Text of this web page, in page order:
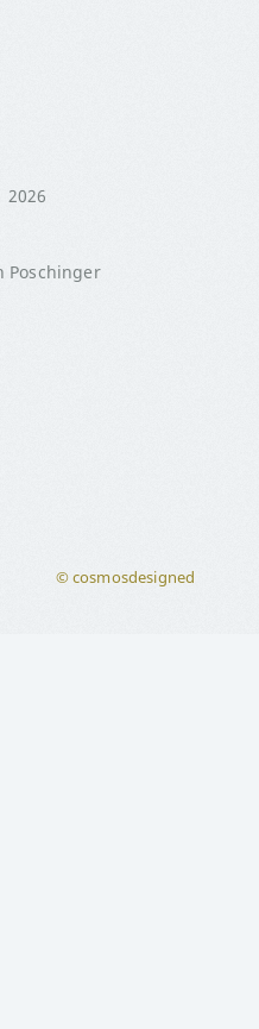
2026
Poschinger
© cosmosdesigned